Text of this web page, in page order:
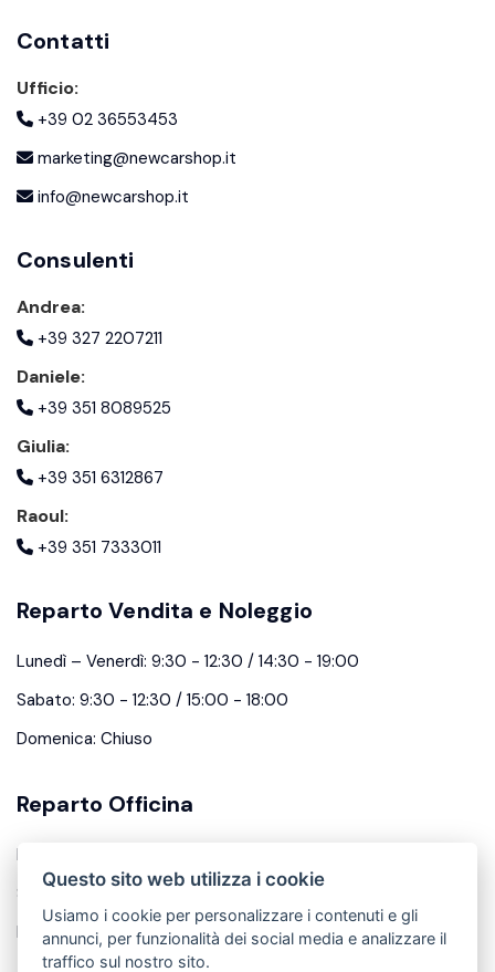
Contatti
Ufficio:
+39 02 36553453
marketing@newcarshop.it
info@newcarshop.it
Consulenti
Andrea:
+39 327 2207211
Daniele:
+39 351 8089525
Giulia:
+39 351 6312867
Raoul:
+39 351 7333011
Reparto Vendita e Noleggio
Lunedì – Venerdì: 9:30 - 12:30 / 14:30 - 19:00
Sabato: 9:30 - 12:30 / 15:00 - 18:00
Domenica: Chiuso
Reparto Officina
Lunedì – Venerdì: 9:00 - 12:30 / 14:30 - 18:00
Sabato: 9:30 - 12:30
Domenica: Chiuso
Questo sito web utilizza i cookie
Usiamo i cookie per personalizzare i contenuti e gli
annunci, per funzionalità dei social media e analizzare il
traffico sul nostro sito.